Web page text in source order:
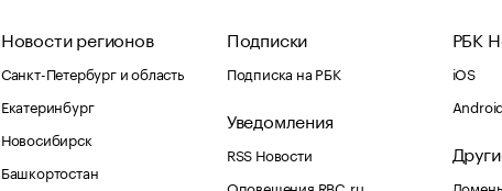
Новости регионов
Санкт-Петербург и область
Екатеринбург
Новосибирск
Башкортостан
Подписки
Подписка на РБК
Уведомления
RSS Новости
Оповещения RBC.ru
РБК
iOS